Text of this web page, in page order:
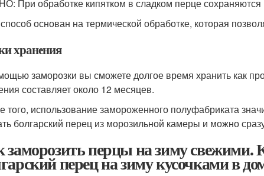
При обработке кипятком в сладком перце
основан на термической обработке, которая
хранения
заморозки вы сможете долгое время хранить как
составляет около 12 месяцев.
того, использование замороженного полуфабриката
болгарский перец из морозильной камеры и можно
заморозить перцы на зиму свежими.
перец на зиму кусочками в